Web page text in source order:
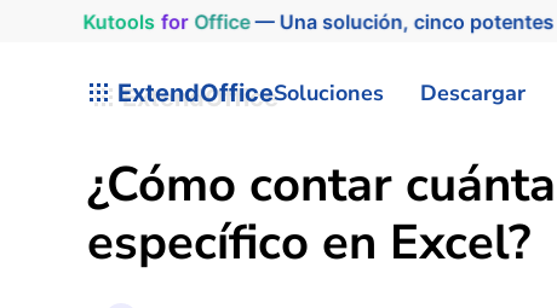
Kutools for Office— Una solución, cinco potentes
ExtendOfficeSoluciones Descargar
¿Cómo contar
específico en Excel?